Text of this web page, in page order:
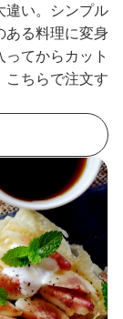
違い。シンプル
ある料理に変身
てからカット
こちらで注文す